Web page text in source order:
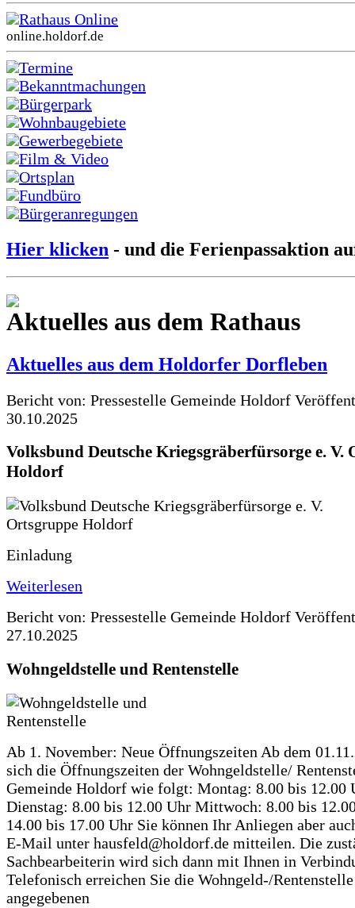
Rathaus Online
online.holdorf.de
Termine
Bekanntmachungen
Bürgerpark
Wohnbaugebiete
Gewerbegebiete
Film & Video
Ortsplan
Fundbüro
Bürgeranregungen
Hier klicken - und die Ferienpassaktion
Aktuelles aus dem Rathaus
Aktuelles aus dem Holdorfer Dorfleben
Bericht von: Pressestelle Gemeinde Holdorf
30.10.2025
Volksbund Deutsche Kriegsgräberfürsorge e. V.
Holdorf
Einladung
Weiterlesen
Bericht von: Pressestelle Gemeinde Holdorf
27.10.2025
Wohngeldstelle und Rentenstelle
Ab 1. November: Neue Öffnungszeiten Ab dem
sich die Öffnungszeiten der Wohngeldstelle/
Gemeinde Holdorf wie folgt: Montag: 8.00 bis 12.00
Dienstag: 8.00 bis 12.00 Uhr Mittwoch: 8.00 bis
14.00 bis 17.00 Uhr Sie können Ihr Anliegen aber
E-Mail unter hausfeld@holdorf.de mitteilen. Die
Sachbearbeiterin wird sich dann mit Ihnen in
Telefonisch erreichen Sie die Wohngeld-/
angegebenen